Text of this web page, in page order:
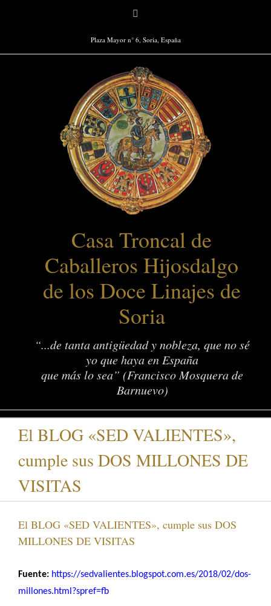
Plaza Mayor n° 6, Soria, España
Casa Troncal de
Caballeros Hijosdalgo
de los Doce Linajes de
Soria
“...de tanta antigüedad y nobleza, que no sé
yo que haya en España
que más lo sea” (Francisco Mosquera de
Barnuevo)
El BLOG «SED VALIENTES»,
cumple sus DOS MILLONES DE
VISITAS
El BLOG «SED VALIENTES», cumple sus DOS
MILLONES DE VISITAS
Fuente: https://sedvalientes.blogspot.com.es/2018/02/dos-
millones.html?spref=fb